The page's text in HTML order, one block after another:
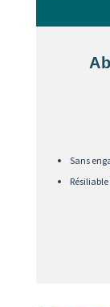
Sans